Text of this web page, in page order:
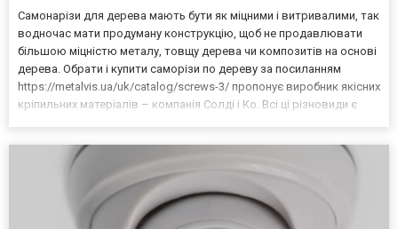
Самонарізи для дерева мають бути як міцними і витривалими, так
водночас мати продуману конструкцію, щоб не продавлювати
більшою міцністю металу, товщу дерева чи композитів на основі
дерева. Обрати і купити саморізи по дереву за посиланням
https://metalvis.ua/uk/catalog/screws-3/ пропонує виробник якісних
кріпильних матеріалів – компанія Солді і Ко. Всі ці різновиди є